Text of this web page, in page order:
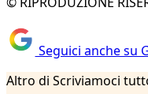
Seguici anche su
Altro di Scriviamoci